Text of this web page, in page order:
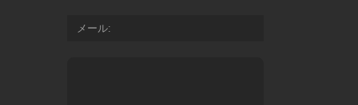
メール